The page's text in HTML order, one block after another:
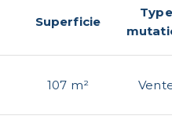
Superficie
Type
107 m²